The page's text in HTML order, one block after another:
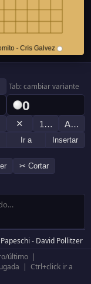
Tab: cambiar variante
0
✕ 1… A…
Ir a Insertar
✂ Cortar
- David Pollitzer
- Cris Galvez
último |
| Ctrl+click ir a